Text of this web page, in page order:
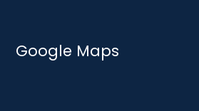
Google Maps